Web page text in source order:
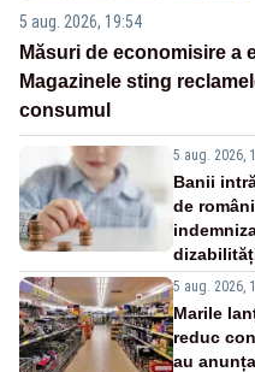
5 aug. 2026, 19:54
Măsuri de economisire a
Magazinele sting
consumul
5 aug. 2026,
Banii
de
5 aug. 2026,
Marile
reduc
au